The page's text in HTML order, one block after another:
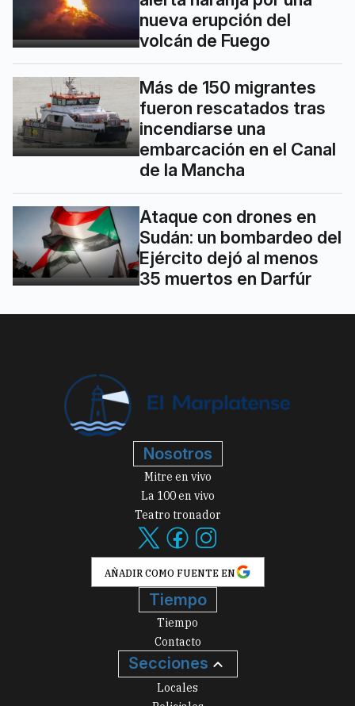
nueva erupción del
volcán de Fuego
Más de 150 migrantes
fueron rescatados tras
incendiarse una
embarcación en el Canal
de la Mancha
Ataque con drones en
Sudán: un bombardeo del
Ejército dejó al menos
35 muertos en Darfúr
Nosotros
Mitre en vivo
La 100 en vivo
Teatro tronador
AÑADIR COMO FUENTE EN
Tiempo
Tiempo
Contacto
Secciones
Locales